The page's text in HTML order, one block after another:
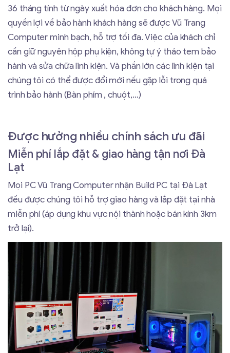
36 tháng tính từ ngày xuất hóa đơn cho khách hàng. Mọi
quyền lợi về bảo hành khách hàng sẽ được Vũ Trang
Computer minh bạch, hỗ trợ tối đa. Việc của khách chỉ
cần giữ nguyên hộp phụ kiện, không tự ý tháo tem bảo
hành và sửa chữa linh kiện. Và phần lớn các linh kiện tại
chúng tôi có thể được đổi mới nếu gặp lỗi trong quá
trình bảo hành (Bàn phím , chuột,…)
Được hưởng nhiều chính sách ưu đãi
Miễn phí lắp đặt & giao hàng tận nơi Đà
Lạt
Mọi PC Vũ Trang Computer nhận Build PC tại Đà Lạt
đều được chúng tôi hỗ trợ giao hàng và lắp đặt tại nhà
miễn phí (áp dụng khu vực nội thành hoặc bán kính 3km
trở lại).